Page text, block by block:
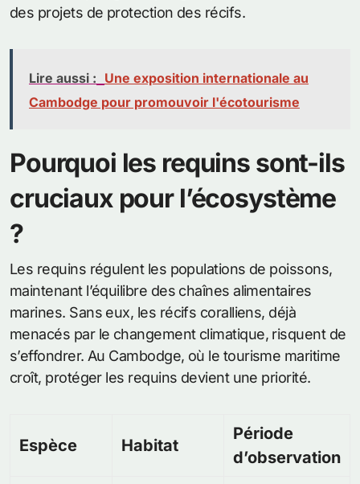
des projets de protection des récifs.
Lire aussi : Une exposition internationale au
Cambodge pour promouvoir l'écotourisme
Pourquoi les requins sont-ils
cruciaux pour l’écosystème
?
Les requins régulent les populations de poissons,
maintenant l’équilibre des chaînes alimentaires
marines. Sans eux, les récifs coralliens, déjà
menacés par le changement climatique, risquent de
s’effondrer. Au Cambodge, où le tourisme maritime
croît, protéger les requins devient une priorité.
Espèce Habitat
Période
d’observation